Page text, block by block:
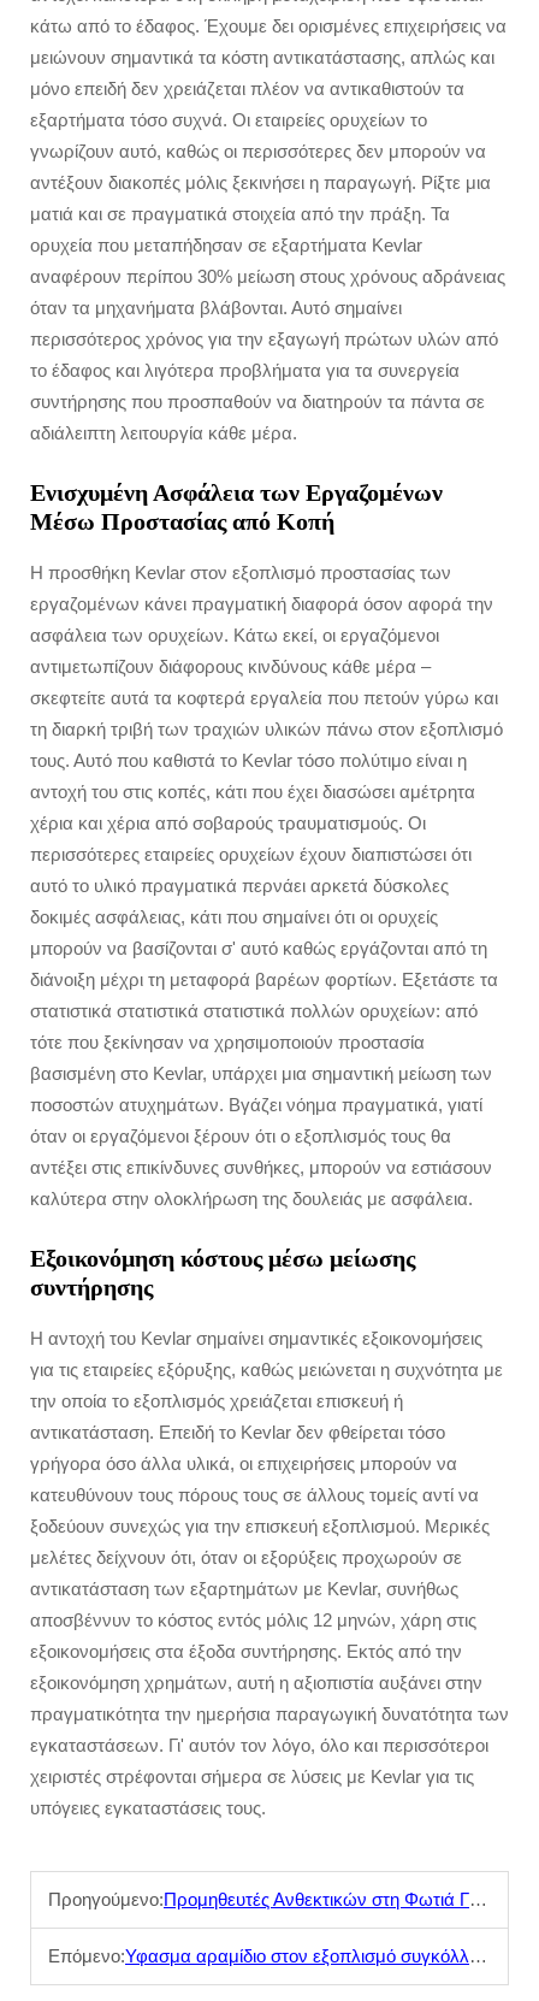
κάτω από το έδαφος. Έχουμε δει ορισμένες επιχειρήσεις να
μειώνουν σημαντικά τα κόστη αντικατάστασης, απλώς και
μόνο επειδή δεν χρειάζεται πλέον να αντικαθιστούν τα
εξαρτήματα τόσο συχνά. Οι εταιρείες ορυχείων το
γνωρίζουν αυτό, καθώς οι περισσότερες δεν μπορούν να
αντέξουν διακοπές μόλις ξεκινήσει η παραγωγή. Ρίξτε μια
ματιά και σε πραγματικά στοιχεία από την πράξη. Τα
ορυχεία που μεταπήδησαν σε εξαρτήματα Kevlar
αναφέρουν περίπου 30% μείωση στους χρόνους αδράνειας
όταν τα μηχανήματα βλάβονται. Αυτό σημαίνει
περισσότερος χρόνος για την εξαγωγή πρώτων υλών από
το έδαφος και λιγότερα προβλήματα για τα συνεργεία
συντήρησης που προσπαθούν να διατηρούν τα πάντα σε
αδιάλειπτη λειτουργία κάθε μέρα.
Ενισχυμένη Ασφάλεια των Εργαζομένων
Μέσω Προστασίας από Κοπή
Η προσθήκη Kevlar στον εξοπλισμό προστασίας των
εργαζομένων κάνει πραγματική διαφορά όσον αφορά την
ασφάλεια των ορυχείων. Κάτω εκεί, οι εργαζόμενοι
αντιμετωπίζουν διάφορους κινδύνους κάθε μέρα –
σκεφτείτε αυτά τα κοφτερά εργαλεία που πετούν γύρω και
τη διαρκή τριβή των τραχιών υλικών πάνω στον εξοπλισμό
τους. Αυτό που καθιστά το Kevlar τόσο πολύτιμο είναι η
αντοχή του στις κοπές, κάτι που έχει διασώσει αμέτρητα
χέρια και χέρια από σοβαρούς τραυματισμούς. Οι
περισσότερες εταιρείες ορυχείων έχουν διαπιστώσει ότι
αυτό το υλικό πραγματικά περνάει αρκετά δύσκολες
δοκιμές ασφάλειας, κάτι που σημαίνει ότι οι ορυχείς
μπορούν να βασίζονται σ' αυτό καθώς εργάζονται από τη
διάνοιξη μέχρι τη μεταφορά βαρέων φορτίων. Εξετάστε τα
στατιστικά στατιστικά στατιστικά πολλών ορυχείων: από
τότε που ξεκίνησαν να χρησιμοποιούν προστασία
βασισμένη στο Kevlar, υπάρχει μια σημαντική μείωση των
ποσοστών ατυχημάτων. Βγάζει νόημα πραγματικά, γιατί
όταν οι εργαζόμενοι ξέρουν ότι ο εξοπλισμός τους θα
αντέξει στις επικίνδυνες συνθήκες, μπορούν να εστιάσουν
καλύτερα στην ολοκλήρωση της δουλειάς με ασφάλεια.
Εξοικονόμηση κόστους μέσω μείωσης
συντήρησης
Η αντοχή του Kevlar σημαίνει σημαντικές εξοικονομήσεις
για τις εταιρείες εξόρυξης, καθώς μειώνεται η συχνότητα με
την οποία το εξοπλισμός χρειάζεται επισκευή ή
αντικατάσταση. Επειδή το Kevlar δεν φθείρεται τόσο
γρήγορα όσο άλλα υλικά, οι επιχειρήσεις μπορούν να
κατευθύνουν τους πόρους τους σε άλλους τομείς αντί να
ξοδεύουν συνεχώς για την επισκευή εξοπλισμού. Μερικές
μελέτες δείχνουν ότι, όταν οι εξορύξεις προχωρούν σε
αντικατάσταση των εξαρτημάτων με Kevlar, συνήθως
αποσβέννυν το κόστος εντός μόλις 12 μηνών, χάρη στις
εξοικονομήσεις στα έξοδα συντήρησης. Εκτός από την
εξοικονόμηση χρημάτων, αυτή η αξιοπιστία αυξάνει στην
πραγματικότητα την ημερήσια παραγωγική δυνατότητα των
εγκαταστάσεων. Γι' αυτόν τον λόγο, όλο και περισσότεροι
χειριστές στρέφονται σήμερα σε λύσεις με Kevlar για τις
υπόγειες εγκαταστάσεις τους.
Προηγούμενο:Προμηθευτές Ανθεκτικών στη Φωτιά Γαντιών: Καλύπτοντας τα Πρότυπα EN για Ομάδες Πυρόσβεσης
Επόμενο:Υφασμα αραμίδιο στον εξοπλισμό συγκόλλησης: Προστασία των εργαζομένων από σπινθήρες και θερμότητα